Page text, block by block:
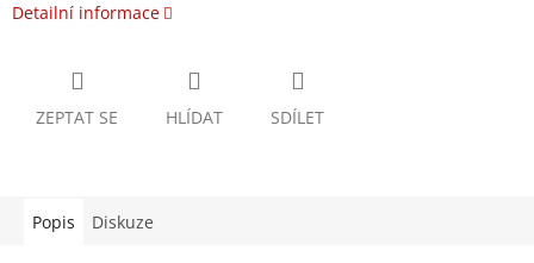
Detailní informace
ZEPTAT SE HLÍDAT SDÍLET
Popis Diskuze